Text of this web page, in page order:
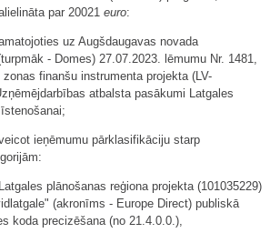
par 20021 euro:
uz Augšdaugavas novada
- Domes) 27.07.2023. lēmumu Nr. 1481,
finanšu instrumenta projekta (LV-
atbalsta pasākumi Latgales
veicot ieņēmumu pārklasifikāciju starp
Latgales plānošanas reģiona projekta (101035229)
(akronīms - Europe Direct) publiskā
koda precizēšana (no 21.4.0.0.),